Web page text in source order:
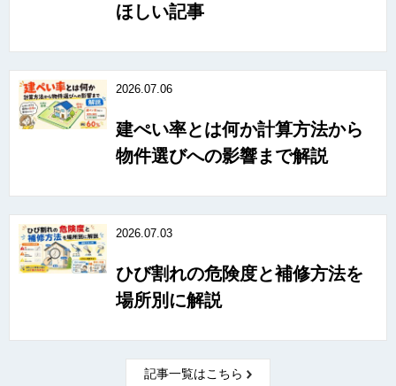
ほしい記事
2026.07.06
建ぺい率とは何か計算方法から
物件選びへの影響まで解説
2026.07.03
ひび割れの危険度と補修方法を
場所別に解説
記事一覧はこちら